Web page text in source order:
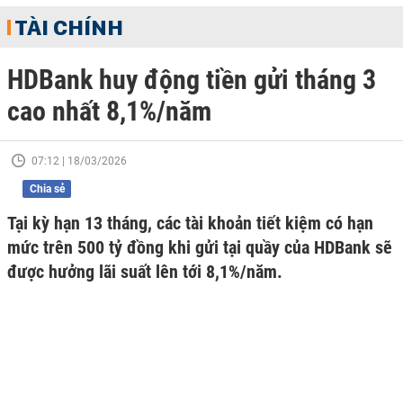
TÀI CHÍNH
HDBank huy động tiền gửi tháng 3
cao nhất 8,1%/năm
07:12 | 18/03/2026
Chia sẻ
Tại kỳ hạn 13 tháng, các tài khoản tiết kiệm có hạn
mức trên 500 tỷ đồng khi gửi tại quầy của HDBank sẽ
được hưởng lãi suất lên tới 8,1%/năm.